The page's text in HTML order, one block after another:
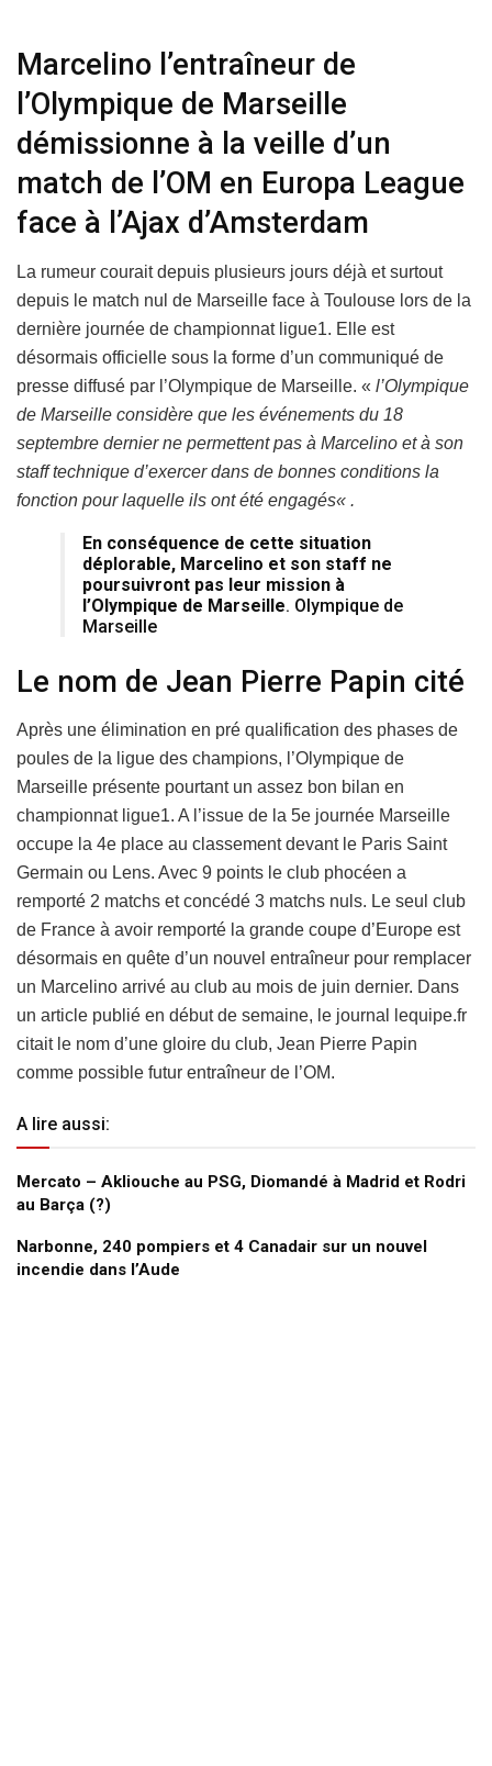
Marcelino l’entraîneur de
l’Olympique de Marseille
démissionne à la veille d’un
match de l’OM en Europa League
face à l’Ajax d’Amsterdam
La rumeur courait depuis plusieurs jours déjà et surtout
depuis le match nul de Marseille face à Toulouse lors de la
dernière journée de championnat ligue1. Elle est
désormais officielle sous la forme d’un communiqué de
presse diffusé par l’Olympique de Marseille. « l’Olympique
de Marseille considère que les événements du 18
septembre dernier ne permettent pas à Marcelino et à son
staff technique d’exercer dans de bonnes conditions la
fonction pour laquelle ils ont été engagés« .
En conséquence de cette situation
déplorable, Marcelino et son staff ne
poursuivront pas leur mission à
l’Olympique de Marseille. Olympique de
Marseille
Le nom de Jean Pierre Papin cité
Après une élimination en pré qualification des phases de
poules de la ligue des champions, l’Olympique de
Marseille présente pourtant un assez bon bilan en
championnat ligue1. A l’issue de la 5e journée Marseille
occupe la 4e place au classement devant le Paris Saint
Germain ou Lens. Avec 9 points le club phocéen a
remporté 2 matchs et concédé 3 matchs nuls. Le seul club
de France à avoir remporté la grande coupe d’Europe est
désormais en quête d’un nouvel entraîneur pour remplacer
un Marcelino arrivé au club au mois de juin dernier. Dans
un article publié en début de semaine, le journal lequipe.fr
citait le nom d’une gloire du club, Jean Pierre Papin
comme possible futur entraîneur de l’OM.
A lire aussi:
Mercato – Akliouche au PSG, Diomandé à Madrid et Rodri
au Barça (?)
Narbonne, 240 pompiers et 4 Canadair sur un nouvel
incendie dans l’Aude